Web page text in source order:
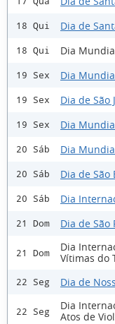
18 Qui Dia de
18 Qui Dia
19 Sex Dia
19 Sex Dia de São
19 Sex Dia
20 Sáb Dia
20 Sáb Dia de São
20 Sáb Dia
21 Dom Dia de São
21 Dom
Dia
Vítimas do
22 Seg Dia de
22 Seg
Dia
Atos de